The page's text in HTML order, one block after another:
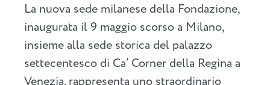
La nuova sede milanese della Fondazione,
inaugurata il 9 maggio scorso a Milano,
insieme alla sede storica del palazzo
settecentesco di Ca’ Corner della Regina a